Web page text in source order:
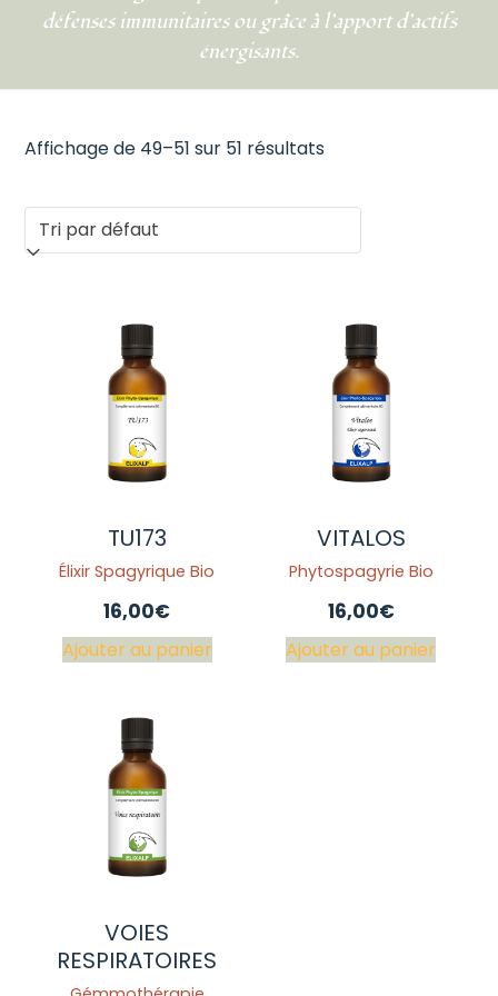
défenses immunitaires ou grâce à l’apport d’actifs
énergisants.
Affichage de 49–51 sur 51 résultats
TU173
Élixir Spagyrique Bio
16,00€
Ajouter au panier
VITALOS
Phytospagyrie Bio
16,00€
Ajouter au panier
VOIES
RESPIRATOIRES